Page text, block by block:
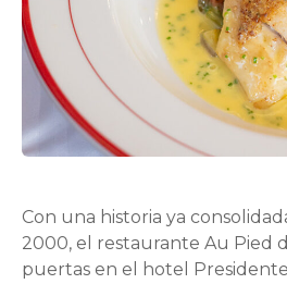
Con una historia ya
2000, el restaurante Au Pied
puertas en el hotel